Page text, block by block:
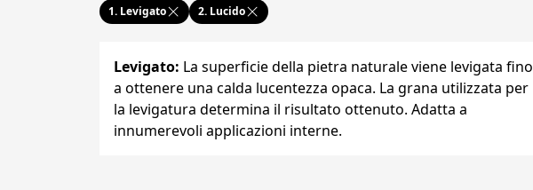
1. Levigato 2. Lucido
Levigato: La superficie della pietra naturale viene levigata fino
a ottenere una calda lucentezza opaca. La grana utilizzata per
la levigatura determina il risultato ottenuto. Adatta a
innumerevoli applicazioni interne.